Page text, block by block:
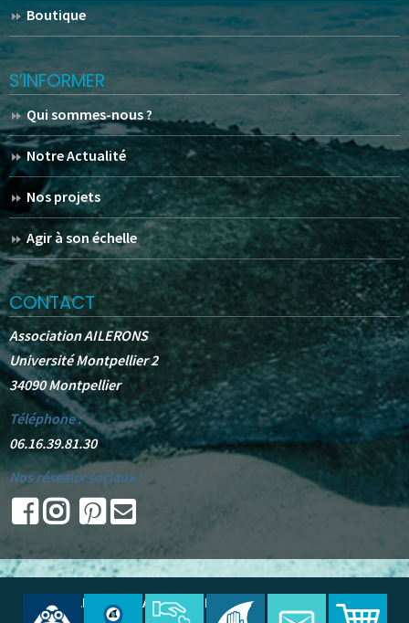
Boutique
S’INFORMER
Qui sommes-nous ?
Notre Actualité
Nos projets
Agir à son échelle
CONTACT
Association AILERONS
Université Montpellier 2
34090 Montpellier
Téléphone :
06.16.39.81.30
Nos réseaux sociaux :
© 2025 - AILERONS . All Rights Reserved.